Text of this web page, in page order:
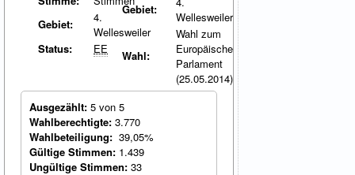
Gebiet:
4.
Wellesweiler
Status:
EE
Gebiet:
Wellesweiler
Wahl:
Wahl zum
Europäischen
Parlament
(25.05.2014)
Ausgezählt: 5 von 5
Wahlberechtigte: 3.770
Wahlbeteiligung: 39,05%
Gültige Stimmen: 1.439
Ungültige Stimmen: 33